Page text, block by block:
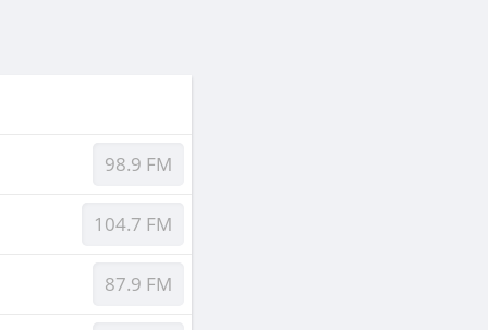
98.9 FM
104.7 FM
87.9 FM